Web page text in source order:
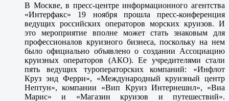
В Москве, в пресс-центре информационного агентства
«Интерфакс» 19 ноября прошла пресс-конференция
ведущих российских операторов морских круизов. И
это мероприятие вполне может стать знаковым для
профессионалов круизного бизнеса, поскольку на нем
было официально объявлено о создании Ассоциацию
круизных операторов (АКО). Ее учредителями стали
пять ведущих туроператорских компаний: «Инфлот
Круз энд Ферри», «Международный круизный центр
Нептун», компании «Вип Круиз Интернешнл», «Виа
Марис» и «Магазин круизов и путешествий».